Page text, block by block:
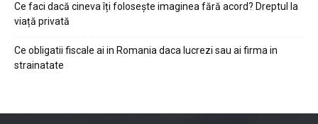
Ce faci dacă cineva îți folosește imaginea fără acord? Dreptul la
viață privată
Ce obligatii fiscale ai in Romania daca lucrezi sau ai firma in
strainatate